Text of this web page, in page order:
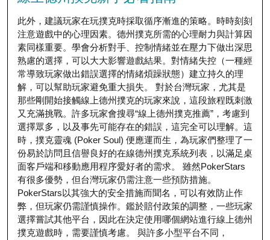
此外，建議玩家在玩撲克時採取循序漸進的策略。時時刻刻
注意遊戲中的心理因素。德州撲克所需的心理耐力與計算因
素同樣重要。學會分析對手、控制情緒並在壓力下做出深思
熟慮的選擇，可以大大影響遊戲結果。對情緒失控（一種經
常導致玩家做出錯誤選擇的情緒煩躁狀態）建立持久的理
解，可以幫助玩家避免重大損失。 對於台灣玩家，尤其是
那些剛開始接觸線上德州撲克的玩家來說，這段旅程既刺激
又充滿挑戰。許多玩家會搜尋“線上德州撲克推薦”，考慮到
選擇眾多，以及事先可能存在的錯誤，這完全可以理解。這
時，撲克靈魂 (Poker Soul) 便應運而生，為玩家們整理了一
份易於訪問且信譽良好的在線德州撲克系統列表，以滿足桌
面客戶端和移動應用程序愛好者的需求。 雖然PokerStars
有很多優勢，但台灣玩家仍需注意一些預防措施。
PokerStars以其強大的安全措施而聞名，可以有效防止作
弊，但玩家仍需謹慎操作。鑑於賠付政策的調整，一些玩家
選擇嘗試其他平台，因此在決定使用哪個網站進行線上德州
撲克遊戲時，需要謹慎考慮。 與許多小型平台不同，